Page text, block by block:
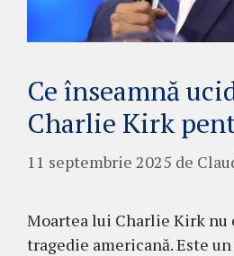
Ce înseamnă
Charlie Kirk
11 septembrie 2025 de
Moartea lui Charlie Kirk nu
tragedie americană. Este